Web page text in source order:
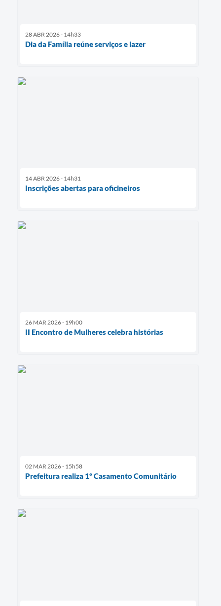
28 ABR 2026 - 14h33
Dia da Família reúne serviços e lazer
14 ABR 2026 - 14h31
Inscrições abertas para oficineiros
26 MAR 2026 - 19h00
II Encontro de Mulheres celebra histórias
02 MAR 2026 - 15h58
Prefeitura realiza 1º Casamento Comunitário